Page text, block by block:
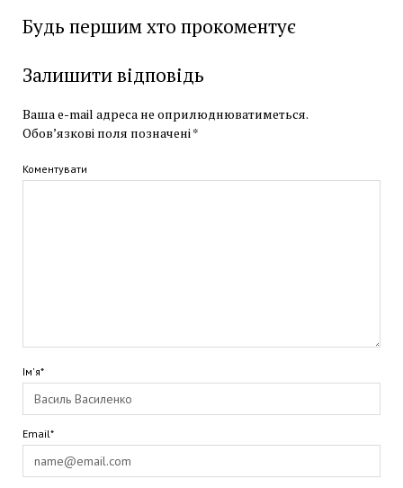
Будь першим хто прокоментує
Залишити відповідь
Ваша e-mail адреса не оприлюднюватиметься.
Обов’язкові поля позначені*
Коментувати
Ім'я*
Email*